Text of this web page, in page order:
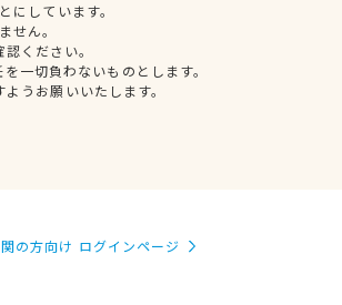
しています。
せん。
ください。
一切負わないものとします。
うお願いいたします。
の方向け ログインページ